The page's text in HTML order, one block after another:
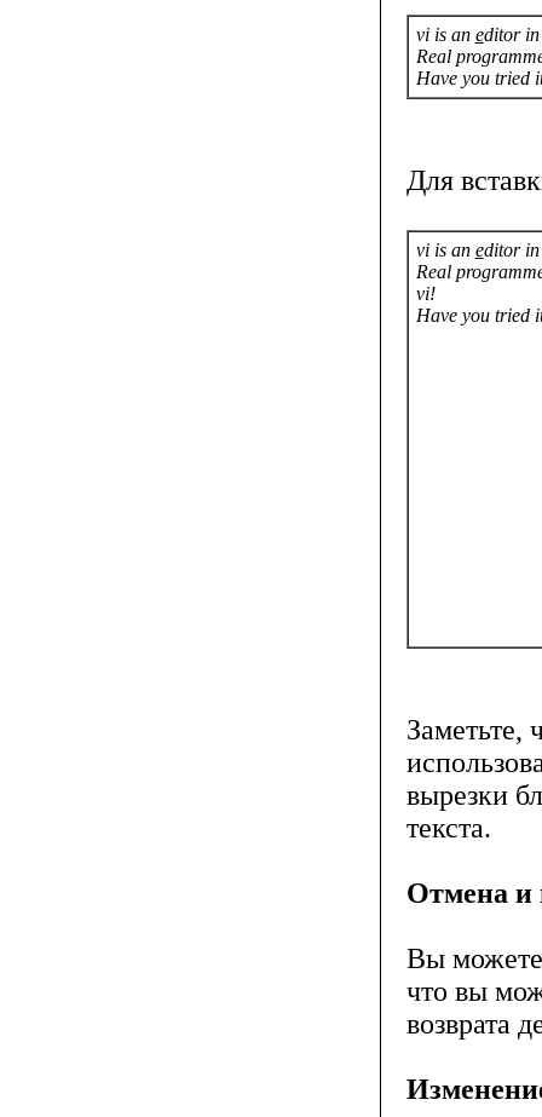
vi is an editor
Real
Have you tried
Для
vi is an editor
Real
vi!
Have you tried
Заметьте,
вырезки
текста.
Отмена и
Вы
что вы
возврата